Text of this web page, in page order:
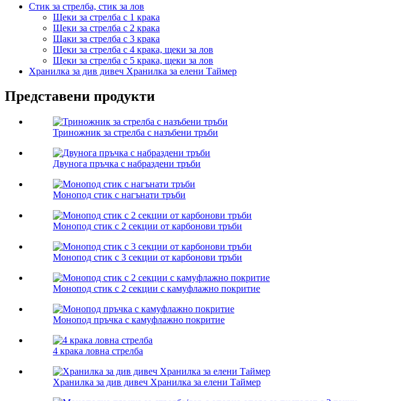
Стик за стрелба, стик за лов
Щеки за стрелба с 1 крака
Щеки за стрелба с 2 крака
Щаки за стрелба с 3 крака
Щеки за стрелба с 4 крака, щеки за лов
Щеки за стрелба с 5 крака, щеки за лов
Хранилка за див дивеч Хранилка за елени Таймер
Представени продукти
Триножник за стрелба с назъбени тръби
Двунога пръчка с набраздени тръби
Монопод стик с нагънати тръби
Монопод стик с 2 секции от карбонови тръби
Монопод стик с 3 секции от карбонови тръби
Монопод стик с 2 секции с камуфлажно покритие
Монопод пръчка с камуфлажно покритие
4 крака ловна стрелба
Хранилка за див дивеч Хранилка за елени Таймер